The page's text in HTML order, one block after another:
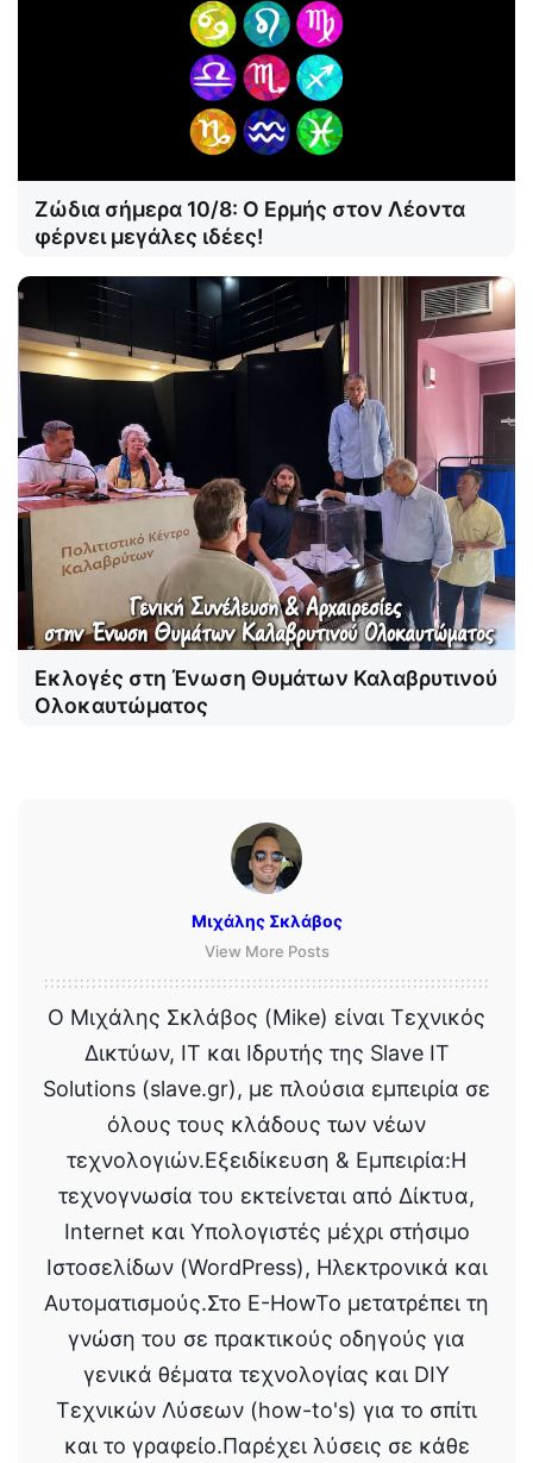
Ζώδια σήμερα 10/8: Ο Ερμής στον Λέοντα
φέρνει μεγάλες ιδέες!
Εκλογές στη Ένωση Θυμάτων Καλαβρυτινού
Ολοκαυτώματος
Μιχάλης Σκλάβος
View More Posts
Ο Μιχάλης Σκλάβος (Mike) είναι Τεχνικός
Δικτύων, IT και Ιδρυτής της Slave IT
Solutions (slave.gr), με πλούσια εμπειρία σε
όλους τους κλάδους των νέων
τεχνολογιών.Εξειδίκευση & Εμπειρία:Η
τεχνογνωσία του εκτείνεται από Δίκτυα,
Internet και Υπολογιστές μέχρι στήσιμο
Ιστοσελίδων (WordPress), Ηλεκτρονικά και
Αυτοματισμούς.Στο E-HowTo μετατρέπει τη
γνώση του σε πρακτικούς οδηγούς για
γενικά θέματα τεχνολογίας και DIY
Τεχνικών Λύσεων (how-to's) για το σπίτι
και το γραφείο.Παρέχει λύσεις σε κάθε